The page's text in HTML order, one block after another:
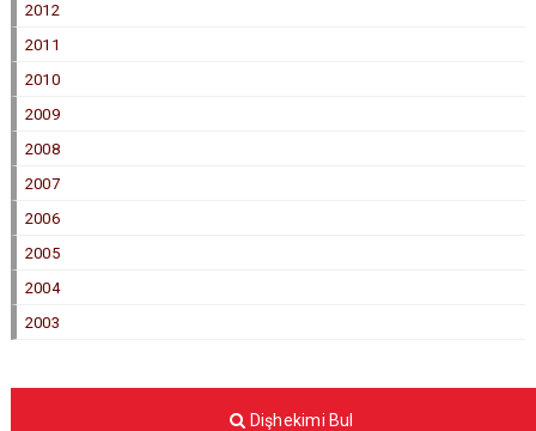
2012
2011
2010
2009
2008
2007
2006
2005
2004
2003
Dişhekimi Bul